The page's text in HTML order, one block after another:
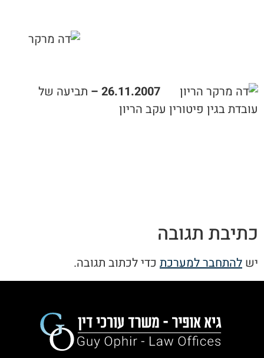
26.11.2007 –
תביעה של
עובדת בגין פיטורין עקב הריון
כתיבת תגובה
יש להתחבר למערכת כדי לכתוב תגובה.